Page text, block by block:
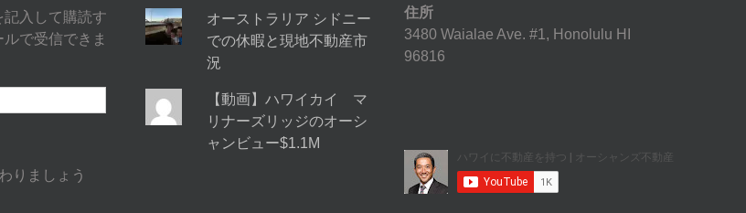
記入して購読す
で受信できま
りましょう
オーストラリア シドニー
での休暇と現地不動産市
況
【動画】ハワイカイ マ
リナーズリッジのオーシ
ャンビュー$1.1M
住所
3480 Waialae Ave. #1, Honolulu HI
96816